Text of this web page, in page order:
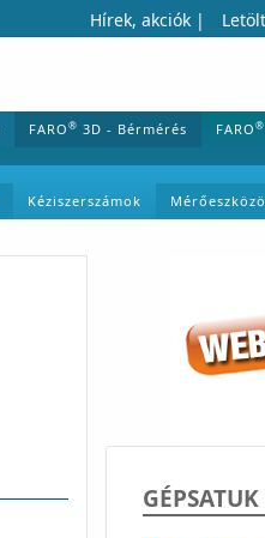
Hírek, akciók |
FARO® 3D - Bérmérés FARO®
Kéziszerszámok
GÉPSATUK